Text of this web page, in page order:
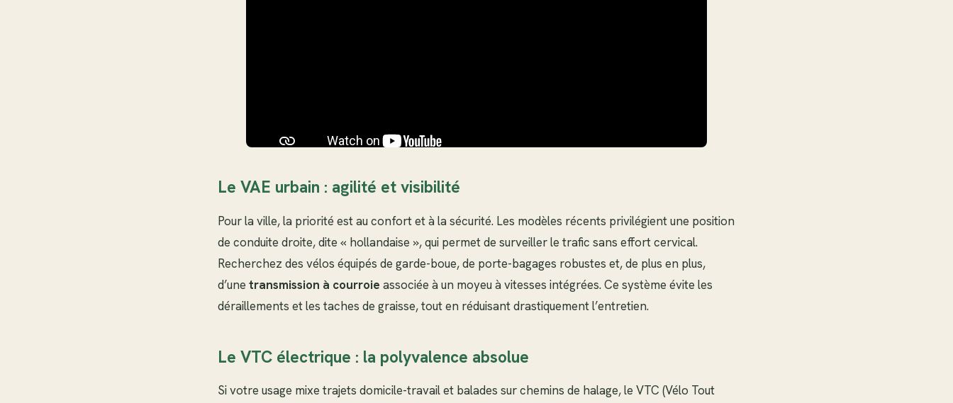
Le VAE urbain : agilité et visibilité
Pour la ville, la priorité est au confort et à la sécurité. Les modèles récents privilégient une position
de conduite droite, dite « hollandaise », qui permet de surveiller le trafic sans effort cervical.
Recherchez des vélos équipés de garde-boue, de porte-bagages robustes et, de plus en plus,
d’une transmission à courroie associée à un moyeu à vitesses intégrées. Ce système évite les
déraillements et les taches de graisse, tout en réduisant drastiquement l’entretien.
Le VTC électrique : la polyvalence absolue
Si votre usage mixe trajets domicile-travail et balades sur chemins de halage, le VTC (Vélo Tout